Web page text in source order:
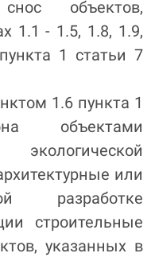
объектов,
1.1 - 1.5, 1.8, 1.9,
1 статьи 7
1.6 пункта 1
объектами
или
разработке
строительные
указанных в